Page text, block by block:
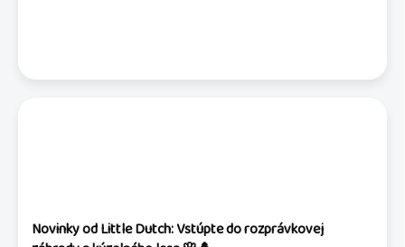
Novinky od Little Dutch: Vstúpte do rozprávkovej